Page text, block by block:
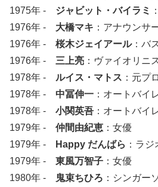
1975年 - ジャビット・バイラミ
1976年 - 大橋マキ ：アナウンサ
1976年 - 桜木ジェイアール：バ
1976年 - 三上亮 ：ヴァイオリニ
1978年 - ルイス・マトス ：元プ
1978年 - 中冨伸一 ：オートバイ
1978年 - 小関英吾 ：オートバイ
1979年 - 仲間由紀恵 ：女優
1979年 -
Happy だんばら ：ラ
1979年 - 東風万智子 ：女優
1980年 -
鬼束ちひろ ：シンガー